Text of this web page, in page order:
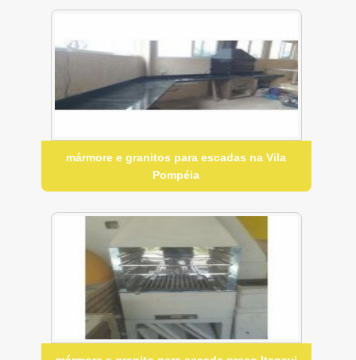
mármore e granitos para escadas na Vila
Pompéia